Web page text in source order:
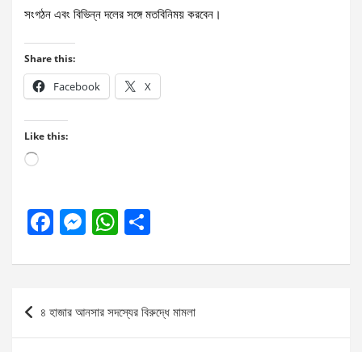
সংগঠন এবং বিভিন্ন দলের সঙ্গে মতবিনিময় করবেন।
Share this:
Facebook X
Like this:
Loading…
F
ce
o
M
se
g
W
at
A
ar
Post
navigation
৪ হাজার আনসার সদস্যের বিরুদ্ধে মামলা